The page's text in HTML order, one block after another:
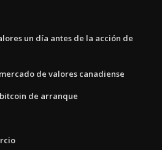
un día antes de la acción de
de valores canadiense
de arranque